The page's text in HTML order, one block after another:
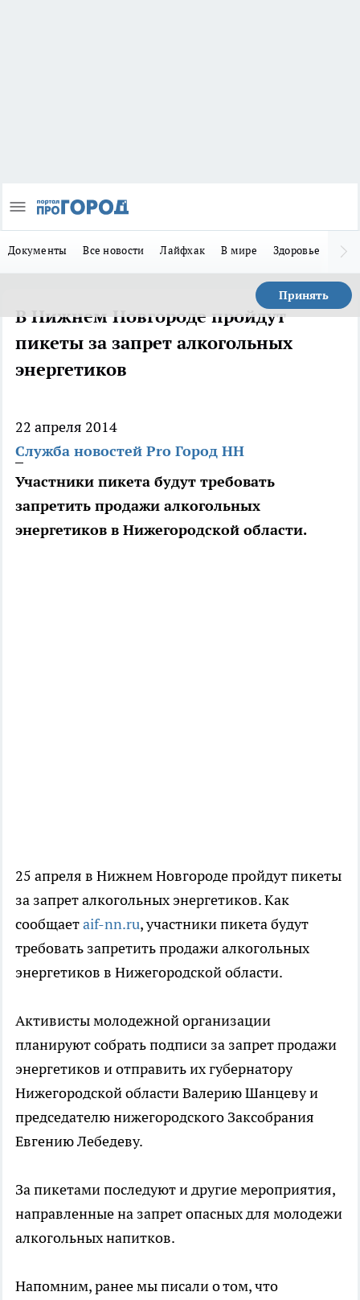
Документы Все новости Лайфхак В мире Здоровье
Принять
В Нижнем Новгороде пройдут
пикеты за запрет алкогольных
энергетиков
22 апреля 2014
Служба новостей Pro Город НН
Участники пикета будут требовать
запретить продажи алкогольных
энергетиков в Нижегородской области.
25 апреля в Нижнем Новгороде пройдут пикеты
за запрет алкогольных энергетиков. Как
сообщаетaif-nn.ru, участники пикета будут
требовать запретить продажи алкогольных
энергетиков в Нижегородской области.
Активисты молодежной организации
планируют собрать подписи за запрет продажи
энергетиков и отправить их губернатору
Нижегородской области Валерию Шанцеву и
председателю нижегородского Заксобрания
Евгению Лебедеву.
За пикетами последуют и другие мероприятия,
направленные на запрет опасных для молодежи
алкогольных напитков.
Напомним, ранее мы писали о том, что